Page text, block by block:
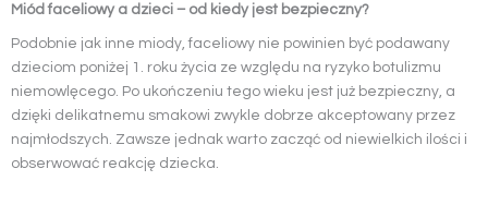
Miód faceliowy a dzieci – od kiedy jest bezpieczny?
Podobnie jak inne miody, faceliowy nie powinien być podawany
dzieciom poniżej 1. roku życia ze względu na ryzyko botulizmu
niemowlęcego. Po ukończeniu tego wieku jest już bezpieczny, a
dzięki delikatnemu smakowi zwykle dobrze akceptowany przez
najmłodszych. Zawsze jednak warto zacząć od niewielkich ilości i
obserwować reakcję dziecka.